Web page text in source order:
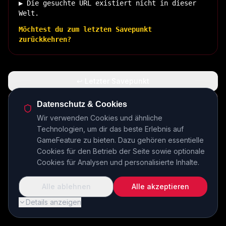
▶ Die gesuchte URL existiert nicht in dieser
Welt.
Möchtest du zum letzten Savepunkt
zurückkehren?
🏠 Zurück zur Basis
INSERT COIN TO CONTINUE...
Datenschutz & Cookies
Wir verwenden Cookies und ähnliche
Technologien, um dir das beste Erlebnis auf
GameFeature zu bieten. Dazu gehören essentielle
Cookies für den Betrieb der Seite sowie optionale
Cookies für Analysen und personalisierte Inhalte.
Details anzeigen
Alle ablehnen Alle akzeptieren